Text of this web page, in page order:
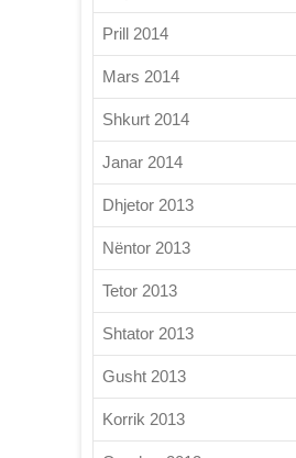
Prill 2014
Mars 2014
Shkurt 2014
Janar 2014
Dhjetor 2013
Nëntor 2013
Tetor 2013
Shtator 2013
Gusht 2013
Korrik 2013